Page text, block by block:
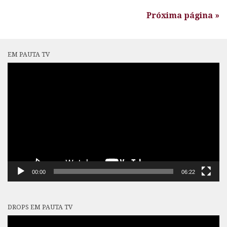
Próxima página »
EM PAUTA TV
00:00 06:22
DROPS EM PAUTA TV